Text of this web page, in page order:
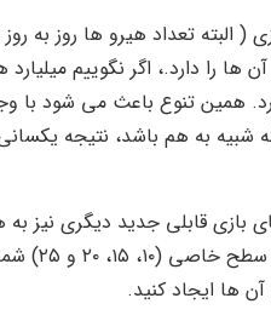
هیرو قابل بازی ( البته تعداد هیرو
انتخاب ۵ عدد از آن ها را دارد.، اگر
شبیه به هم باشد، نتیجه
بازی قابلی جدید دیگری نیز
درخت
ها ایجاد کنید.